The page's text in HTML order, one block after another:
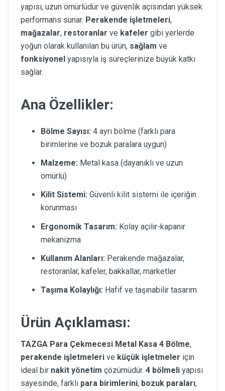
yapısı, uzun ömürlüdür ve güvenlik açısından yüksek
performans sunar. Perakende işletmeleri,
mağazalar, restoranlar ve kafeler gibi yerlerde
yoğun olarak kullanılan bu ürün, sağlam ve
fonksiyonel yapısıyla iş süreçlerinize büyük katkı
sağlar.
Ana Özellikler:
Bölme Sayısı: 4 ayrı bölme (farklı para
birimlerine ve bozuk paralara uygun)
Malzeme: Metal kasa (dayanıklı ve uzun
ömürlü)
Kilit Sistemi: Güvenli kilit sistemi ile içeriğin
korunması
Ergonomik Tasarım: Kolay açılır-kapanır
mekanizma
Kullanım Alanları: Perakende mağazalar,
restoranlar, kafeler, bakkallar, marketler
Taşıma Kolaylığı: Hafif ve taşınabilir tasarım
Ürün Açıklaması:
TAZGA Para Çekmecesi Metal Kasa 4 Bölme,
perakende işletmeleri ve küçük işletmeler için
ideal bir nakit yönetim çözümüdür. 4 bölmeli yapısı
sayesinde, farklı para birimlerini, bozuk paraları,